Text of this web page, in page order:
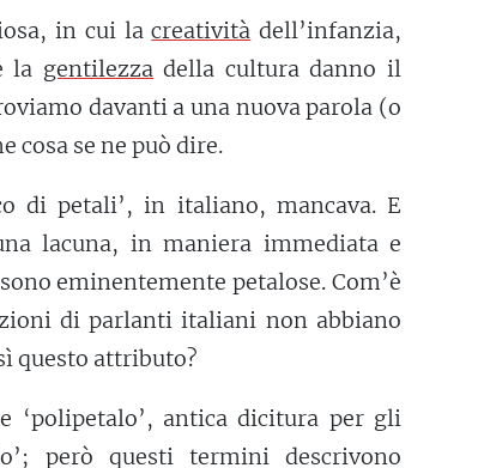
in cui lacreatività dell’infanzia,
la gentilezza della cultura danno il
davanti a una nuova parola (o
cosa se ne può dire.
di petali’, in italiano, mancava. E
lacuna, in maniera immediata e
eminentemente petalose. Com’è
di parlanti italiani non abbiano
questo attributo?
‘polipetalo’, antica dicitura per gli
però questi termini descrivono